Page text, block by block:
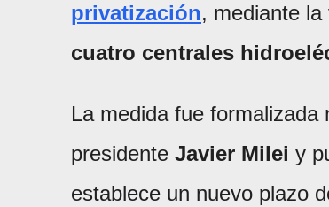
privatización, mediante la
cuatro centrales
La medida fue
presidente Javier Milei y
establece un nuevo plazo